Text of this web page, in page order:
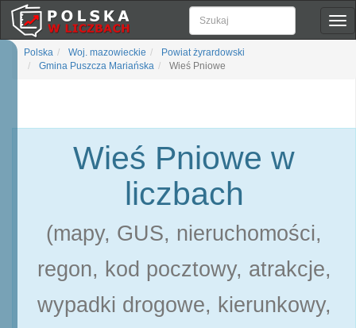
Polska Woj. mazowieckie
Powiat żyrardowski
Gmina Puszcza Mariańska
Wieś Pniowe
Wieś Pniowe w
liczbach
(mapy, GUS, nieruchomości,
regon, kod pocztowy, atrakcje,
wypadki drogowe, kierunkowy,